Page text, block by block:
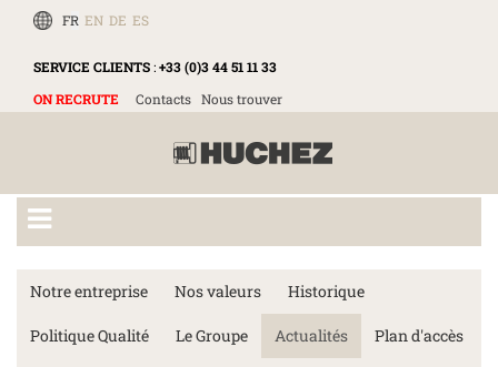
FR EN DE ES
SERVICE CLIENTS:+33 (0)3 44 51 11 33
ON RECRUTE
Contacts Nous trouver
Notre entreprise Nos valeurs Historique
Politique Qualité Le Groupe Actualités Plan d'accès